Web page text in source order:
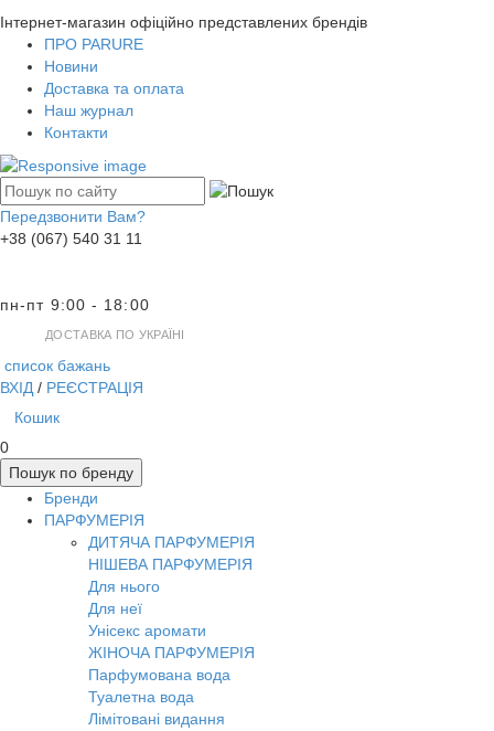
Інтернет-магазин офіційно представлених брендів
ПРО PARURE
Новини
Доставка та оплата
Наш журнал
Контакти
Передзвонити Вам?
+38 (067) 540 31 11
пн-пт 9:00 - 18:00
ДОСТАВКА ПО УКРАЇНІ
список бажань
ВХІД / РЕЄСТРАЦІЯ
Кошик
0
Пошук по бренду
Бренди
ПАРФУМЕРІЯ
ДИТЯЧА ПАРФУМЕРІЯ
НІШЕВА ПАРФУМЕРІЯ
Для нього
Для неї
Унісекс аромати
ЖІНОЧА ПАРФУМЕРІЯ
Парфумована вода
Туалетна вода
Лімітовані видання